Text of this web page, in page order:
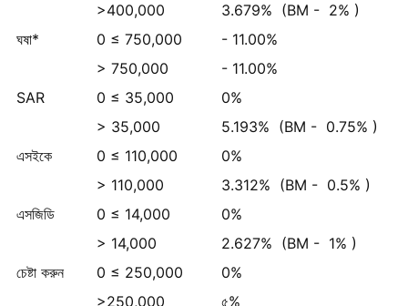
>400,000
3.679% (BM - 2% )
ঘষা*
0 ≤ 750,000
- 11.00%
> 750,000
- 11.00%
SAR
0 ≤ 35,000
0%
> 35,000
5.193% (BM - 0.75% )
এসইকে
0 ≤ 110,000
0%
> 110,000
3.312% (BM - 0.5% )
এসজিডি
0 ≤ 14,000
0%
> 14,000
2.627% (BM - 1% )
চেষ্টা করুন
0 ≤ 250,000
0%
>250,000
৫%